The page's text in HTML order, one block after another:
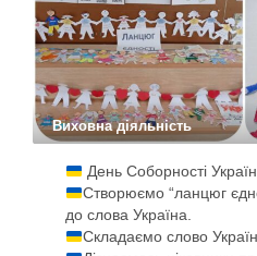
Виховна діяльність
День Соборності
Створюємо “ланцюг
до слова Україна.
Складаємо слово